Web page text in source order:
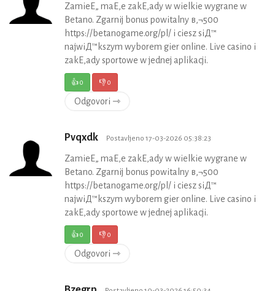
ZamieЕ„ maЕ‚e zakЕ‚ady w wielkie wygrane w
Betano. Zgarnij bonus powitalny в‚¬500
https://betanogame.org/pl/ i ciesz siД™
najwiД™kszym wyborem gier online. Live casino i
zakЕ‚ady sportowe w jednej aplikacji.
👍0 👎0
Odgovori ⇾
Pvqxdk Postavljeno 17-03-2026 05:38:23
ZamieЕ„ maЕ‚e zakЕ‚ady w wielkie wygrane w
Betano. Zgarnij bonus powitalny в‚¬500
https://betanogame.org/pl/ i ciesz siД™
najwiД™kszym wyborem gier online. Live casino i
zakЕ‚ady sportowe w jednej aplikacji.
👍0 👎0
Odgovori ⇾